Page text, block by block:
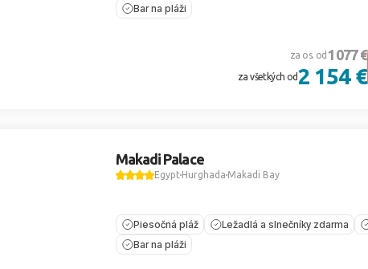
Bar na pláži
za os. od 1 077 €
za všetkých od2 154 €
Makadi Palace
EgyptHurghadaMakadi Bay
Piesočná pláž Ležadlá a slnečníky zdarma
Bar na pláži